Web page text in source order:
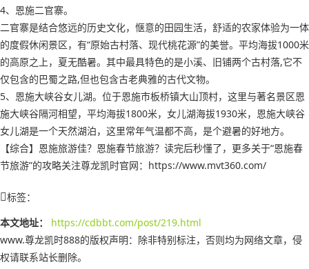
4、恩施二官寨。
二官寨是结合悠远的历史文化，惬意的田园生活，舒适的农家体验为一体
的度假休闲景区，有“原始古村落、现代桃花源”的美誉。平均海拔1000米
的高原之上，夏无酷暑。其中最具特色的是小溪、旧铺两个古村落,它不
仅包含的巴蜀之路,但也包含古老典雅的古代文物。
5、恩施大峡谷女儿湖。位于恩施市板桥镇大山顶村，这里与著名景区恩
施大峡谷隔河相望，平均海拔1800米，女儿湖海拔1930米，恩施大峡谷
女儿湖是一个天然湖泊，这里常年气温都不高，是个避暑的好地方。
【综合】恩施旅游佳？恩施春节旅游？读完后秒懂了，更多关于“恩施春
节旅游”的攻略关注尊龙凯时官网：https://www.mvt360.com/
标签：
本文地址：
https://cdbbt.com/post/219.html
www.尊龙凯时888的版权声明： 除非特别标注，否则均为网络文章，侵
权请联系站长删除。